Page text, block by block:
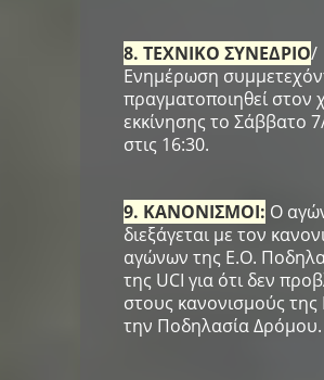
8. ΤΕΧΝΙΚΟ ΣΥΝΕΔΡΙΟ/
Ενημέρωση
πραγματοποιηθεί στον
εκκίνησης το Σάββατο
στις 16:30.
9. ΚΑΝΟΝΙΣΜΟΙ: Ο
διεξάγεται με τον
αγώνων της Ε.Ο.
της UCI για ότι δεν
στους κανονισμούς της
την Ποδηλασία Δρόμου.